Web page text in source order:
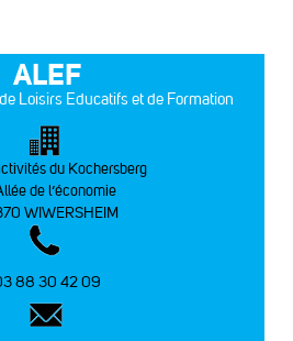
ALEF
Loisirs Educatifs et de Formation
du Kochersberg
de l’économie
WIWERSHEIM
88 30 42 09